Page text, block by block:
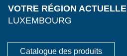
VOTRE RÉGION ACTUELLE
LUXEMBOURG
Catalogue des produits